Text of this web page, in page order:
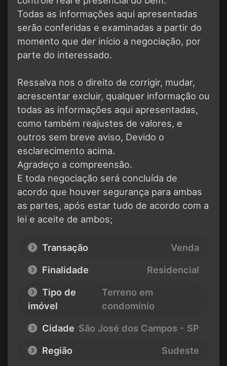
Todas as informações aqui apresentadas
serão conferidas e examinadas a partir do
momento que der início a negociação, por
parte do interessado.
Ressalva nos o direito de corrigir, mudar,
acrescentar excluir, qualquer informação ou
todas as informações aqui apresentadas,
como também reajustes de valores, e
outros sem breve aviso, Devido o
esclarecimento acima.
Agradeço a compreensão.
E toda negociação será concluída de
acordo que houver segurança para ambas
as partes, após estar tudo de acordo com a
lei e aceite de ambos;
Transação
Venda
Finalidade
Residencial
Tipo de
imóvel
Terreno em
condomínio
Cidade São José dos Campos - SP
Região
Sudeste